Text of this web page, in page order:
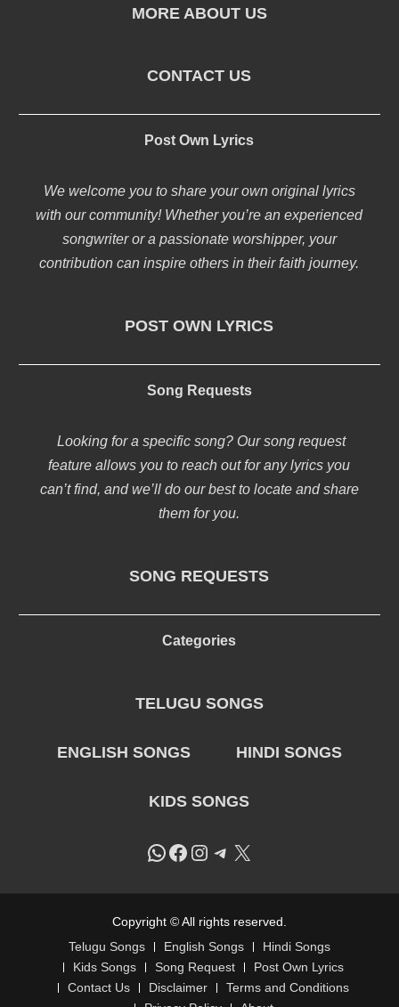
MORE ABOUT US
CONTACT US
Post Own Lyrics
We welcome you to share your own original lyrics
with our community! Whether you’re an experienced
songwriter or a passionate worshipper, your
contribution can inspire others in their faith journey.
POST OWN LYRICS
Song Requests
Looking for a specific song? Our song request
feature allows you to reach out for any lyrics you
can’t find, and we’ll do our best to locate and share
them for you.
SONG REQUESTS
Categories
TELUGU SONGS
ENGLISH SONGS HINDI SONGS
KIDS SONGS
WhatsApp
Facebook
Instagram
Telegram
X
Copyright © All rights reserved.
Telugu Songs
English Songs
Hindi Songs
Kids Songs
Song Request
Post Own Lyrics
Contact Us
Disclaimer
Terms and Conditions